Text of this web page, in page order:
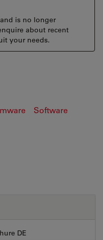
is no longer
about recent
your needs.
Software
DE